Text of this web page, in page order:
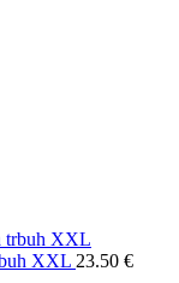
XXL 23.50 €